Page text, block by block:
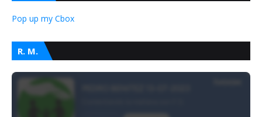
Pop up my Cbox
R. M.